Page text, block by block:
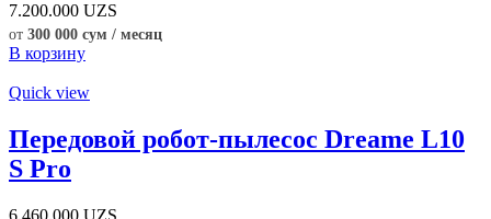
7.200.000 UZS
от 300 000 сум / месяц
В корзину
Quick view
Передовой робот-пылесос Dreame L10
S Pro